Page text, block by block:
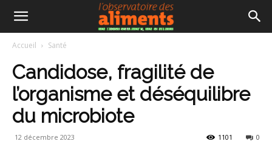
Accueil Santé
Candidose, fragilité de
l’organisme et déséquilibre
du microbiote
12 décembre 2023 0
1101